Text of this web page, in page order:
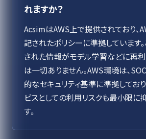
れますか？
AcsimはAWS上で提供されており、
記されたポリシーに準拠しています
された情報がモデル学習などに再
は一切ありません。AWS環境は、
的なセキュリティ基準に準拠しており
ビスとしての利用リスクも最小限に
す。